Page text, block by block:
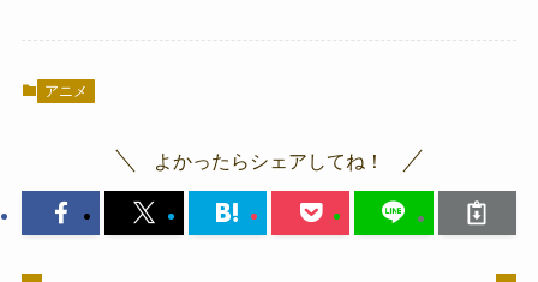
アニメ
よかったらシェアしてね！